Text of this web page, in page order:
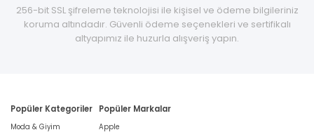
256-bit SSL şifreleme teknolojisi ile kişisel ve ödeme bilgileriniz
koruma altındadır. Güvenli ödeme seçenekleri ve sertifikalı
altyapımız ile huzurla alışveriş yapın.
Popüler Kategoriler
Moda & Giyim
Popüler Markalar
Apple